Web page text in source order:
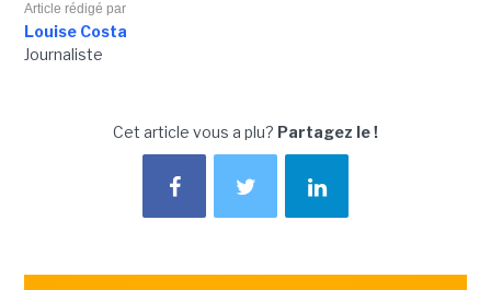
Article rédigé par
Louise Costa
Journaliste
Cet article vous a plu? Partagez le !